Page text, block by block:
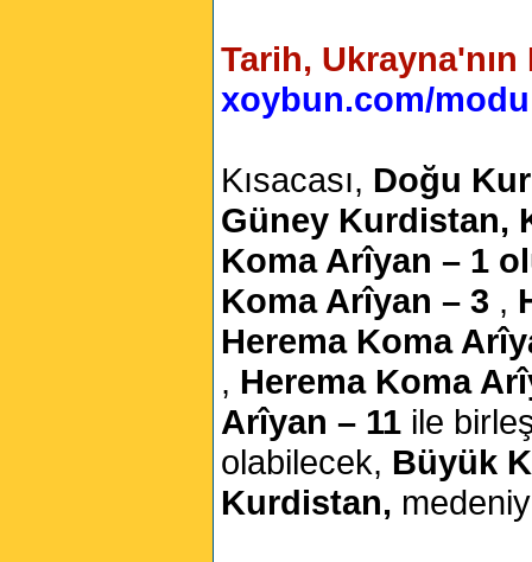
Tarih,
xoybun.com/
Kısacası, Doğu
Güney Kurdistan,
Koma Arîyan – 1
Koma Arîyan – 3 ,
Herema Koma
, Herema Koma
Arîyan – 11 ile
olabilecek, Büyük
Kurdistan,